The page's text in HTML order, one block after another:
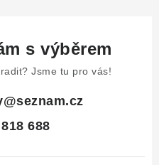
s výběrem
Jsme tu pro vás!
@seznam.cz
688